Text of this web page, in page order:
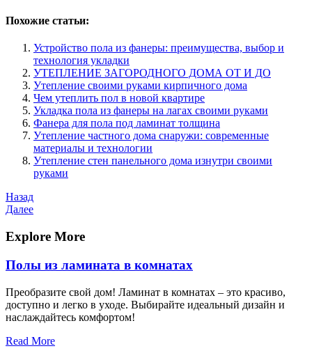
Похожие статьи:
Устройство пола из фанеры: преимущества, выбор и
технология укладки
УТЕПЛЕНИЕ ЗАГОРОДНОГО ДОМА ОТ И ДО
Утепление своими руками кирпичного дома
Чем утеплить пол в новой квартире
Укладка пола из фанеры на лагах своими руками
Фанера для пола под ламинат толщина
Утепление частного дома снаружи: современные
материалы и технологии
Утепление стен панельного дома изнутри своими
руками
Навигация
по
записям
Предыдущая
запись
Назад
Следующая
Далее
Explore More
Полы из ламината в комнатах
Преобразите свой дом! Ламинат в комнатах – это красиво,
доступно и легко в уходе. Выбирайте идеальный дизайн и
наслаждайтесь комфортом!
Read More